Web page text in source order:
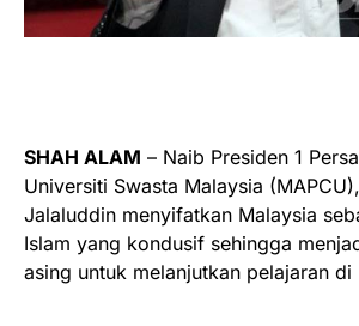
SHAH ALAM – Naib Presiden 1
Universiti Swasta Malaysia
Jalaluddin menyifatkan Malaysia
Islam yang kondusif sehingga
asing untuk melanjutkan pelajaran di